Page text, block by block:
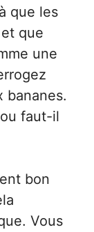
que les
que
une
bananes.
faut-il
bon
Vous